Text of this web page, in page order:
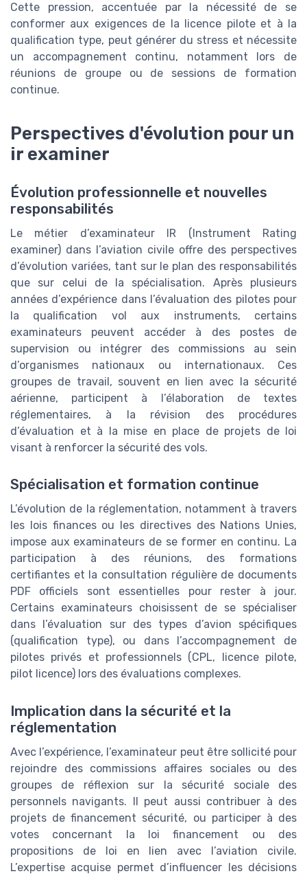
Cette pression, accentuée par la nécessité de se
conformer aux exigences de la licence pilote et à la
qualification type, peut générer du stress et nécessite
un accompagnement continu, notamment lors de
réunions de groupe ou de sessions de formation
continue.
Perspectives d'évolution pour un
ir examiner
Évolution professionnelle et nouvelles
responsabilités
Le métier d’examinateur IR (Instrument Rating
examiner) dans l’aviation civile offre des perspectives
d’évolution variées, tant sur le plan des responsabilités
que sur celui de la spécialisation. Après plusieurs
années d’expérience dans l’évaluation des pilotes pour
la qualification vol aux instruments, certains
examinateurs peuvent accéder à des postes de
supervision ou intégrer des commissions au sein
d’organismes nationaux ou internationaux. Ces
groupes de travail, souvent en lien avec la sécurité
aérienne, participent à l’élaboration de textes
réglementaires, à la révision des procédures
d’évaluation et à la mise en place de projets de loi
visant à renforcer la sécurité des vols.
Spécialisation et formation continue
L’évolution de la réglementation, notamment à travers
les lois finances ou les directives des Nations Unies,
impose aux examinateurs de se former en continu. La
participation à des réunions, des formations
certifiantes et la consultation régulière de documents
PDF officiels sont essentielles pour rester à jour.
Certains examinateurs choisissent de se spécialiser
dans l’évaluation sur des types d’avion spécifiques
(qualification type), ou dans l’accompagnement de
pilotes privés et professionnels (CPL, licence pilote,
pilot licence) lors des évaluations complexes.
Implication dans la sécurité et la
réglementation
Avec l’expérience, l’examinateur peut être sollicité pour
rejoindre des commissions affaires sociales ou des
groupes de réflexion sur la sécurité sociale des
personnels navigants. Il peut aussi contribuer à des
projets de financement sécurité, ou participer à des
votes concernant la loi financement ou des
propositions de loi en lien avec l’aviation civile.
L’expertise acquise permet d’influencer les décisions